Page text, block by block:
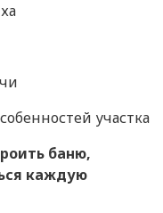
участка
баню,
каждую